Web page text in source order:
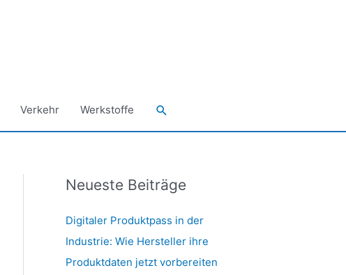
Verkehr Werkstoffe Suchen
Neueste Beiträge
Digitaler Produktpass in der
Industrie: Wie Hersteller ihre
Produktdaten jetzt vorbereiten